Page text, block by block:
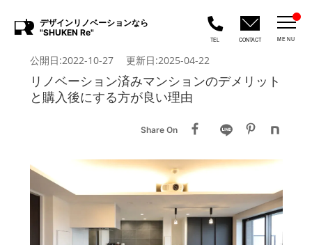
デザインリノベーションなら
"SHUKEN Re"
TEL CONTACT MENU
公開日:2022-10-27 更新日:2025-04-22
リノベーション済みマンションのデメリット
と購入後にする方が良い理由
Share On